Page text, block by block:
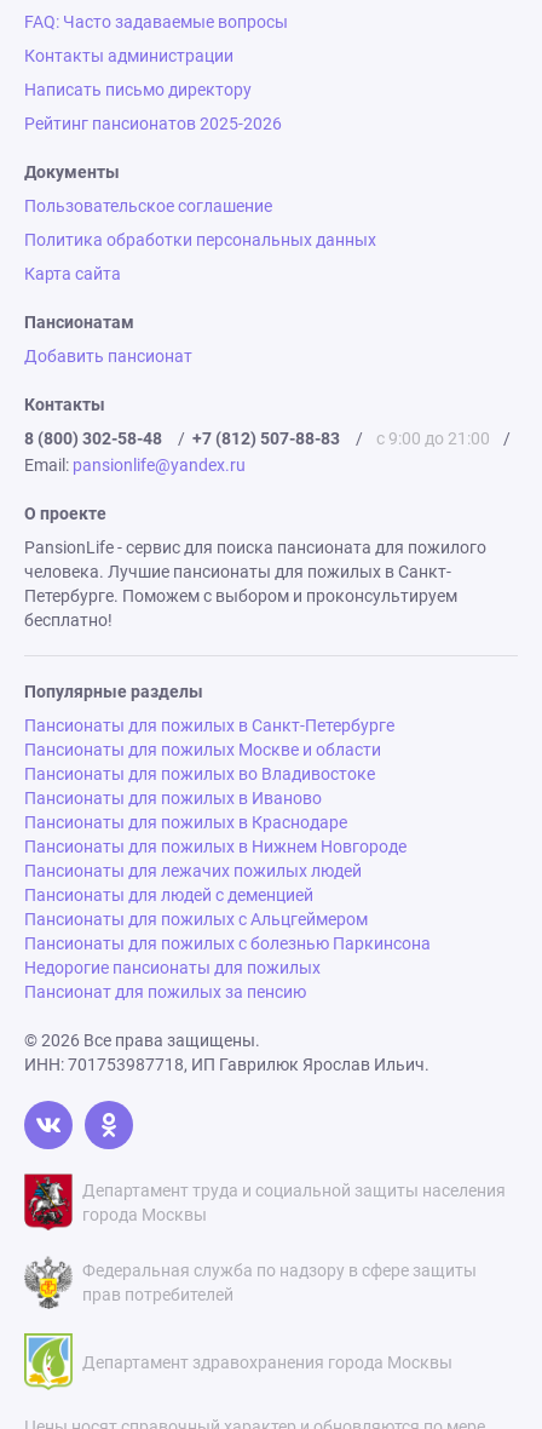
FAQ: Часто задаваемые вопросы
Контакты администрации
Написать письмо директору
Рейтинг пансионатов 2025-2026
Документы
Пользовательское соглашение
Политика обработки персональных данных
Карта сайта
Пансионатам
Добавить пансионат
Контакты
8 (800) 302-58-48
/ +7 (812) 507-88-83 / с 9:00 до 21:00
/
Email: pansionlife@yandex.ru
О проекте
PansionLife - сервис для поиска пансионата для пожилого
человека. Лучшие пансионаты для пожилых в Санкт-
Петербурге. Поможем с выбором и проконсультируем
бесплатно!
Популярные разделы
Пансионаты для пожилых в Санкт-Петербурге
Пансионаты для пожилых Москве и области
Пансионаты для пожилых во Владивостоке
Пансионаты для пожилых в Иваново
Пансионаты для пожилых в Краснодаре
Пансионаты для пожилых в Нижнем Новгороде
Пансионаты для лежачих пожилых людей
Пансионаты для людей с деменцией
Пансионаты для пожилых с Альцгеймером
Пансионаты для пожилых с болезнью Паркинсона
Недорогие пансионаты для пожилых
Пансионат для пожилых за пенсию
© 2026 Все права защищены.
ИНН: 701753987718, ИП Гаврилюк Ярослав Ильич.
Департамент труда и социальной защиты населения
города Москвы
Федеральная служба по надзору в сфере защиты
прав потребителей
Департамент здравохранения города Москвы